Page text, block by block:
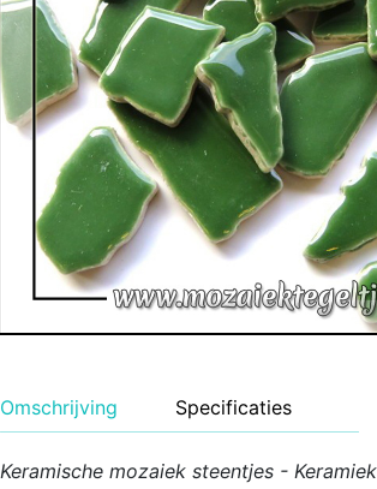
Binnen wandtegels
Buiten tegels Cesi
Omschrijving Specificaties
Keramische mozaiek steentjes -